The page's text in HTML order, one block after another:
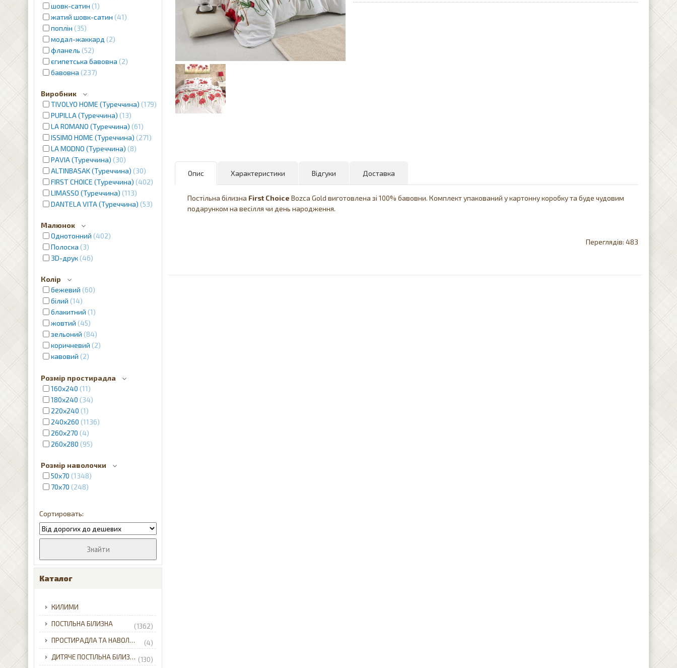
шовк-сатин 1
жатий шовк-сатин 41
поплін 35
модал-жаккард
2
фланель 52
єгипетська бавовна 2
бавовна 237
Виробник
TIVOLYO HOME (Туреччина) 179
PUPILLA (Туреччина) 13
LA ROMANO (Туреччина) 61
ISSIMO HOME (Туреччина) 271
LA MODNO (Туреччина) 8
PAVIA (Туреччина) 30
ALTINBASAK (Туреччина) 30
FIRST CHOICE (Туреччина) 402
LIMASSO (Туреччина) 113
DANTELA VITA (Туреччина) 53
Малюнок
Однотонний 402
Полоска 3
3D-друк 46
Колір
бежевий 60
білий 14
блакитний 1
жовтий 45
зельоний 84
коричневий 2
кавовий 2
кремовий 12
молочний 1
рожевий 2
фіолетовий
пудра 2
сріблястий
сірий 12
фіолетовий 2
чорний 5
Розмір простирадла
160х240 11
180х240 34
220х240 1
240x260 1136
260x270 4
260x280 95
Розмір наволочки
50х70 1348
70x70 248
Каталог
КИЛИМИ
ПОСТІЛЬНА БІЛИЗНА
(1362)
ПРОСТИРАДЛА ТА НАВОЛОЧКИ
(4)
ДИТЯЧЕ ПОСТІЛЬНА БІЛИЗНА (130)
Опис Характеристики Відгуки Доставка
Постільна білизна First Choice Bozca Gold виготовлена ​​зі 100% бавовни. Комплект упакований у картонну коробку та буде чудовим
подарунком на весілля чи день народження.
483